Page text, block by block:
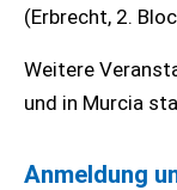
(Erbrecht, 2.
Weitere
und in Murcia
Anmeldung